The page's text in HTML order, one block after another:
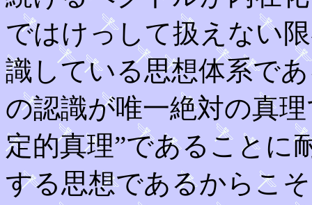
ではけっして扱えない
識している思想体系で
の認識が唯一絶対の真
定的真理”であることに
する思想であるからこ